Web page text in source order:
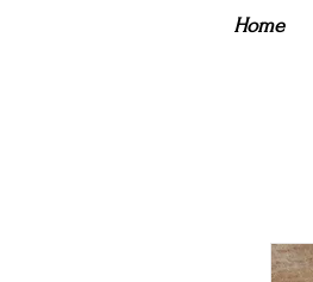
Home